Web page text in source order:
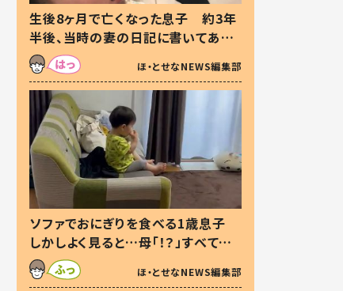
生後8ヶ月で亡くなった息子 約3年
半後、当時の妻の日記に書いてあっ
た本音とは
ほ・とせなNEWS編集部
ソファでおにぎりを食べる1歳息子
しかしよく見ると…母「！？」すべてを
察した母の投稿に「可愛いから許
す！」「現行犯〜」
ほ・とせなNEWS編集部